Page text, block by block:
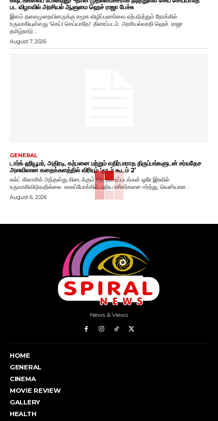
பட விழாவில் அரசியல் ஆளுமை ஹெச் ராஜா பேச்சு
இளம் தலைமுறையினருக்கு சமூக விழிப்புணர்வை ஏற்படுத்தும் நோக்கில்
உருவாகியுள்ளது ‘செய்! செய்யாதே!’ திரைப்படம். அரசியல்வாதி ஹெச். ராஜா
தமிழ்நாடு...
August 7, 2026
GENERAL
டார்க் ஹியூமர், அதிரடி, கற்பனை மற்றும் எதிர்பாராத திருப்பங்களுடன் சர்வதேச
அளவிலான கதைக்களத்தில் விரியும் ‘மூடர் கூடம் 2’
கல்ட் கிளாசிக் அந்தஸ்து கிடைக்கும் சில திரைப்படங்கள் ஒரே இரவில்
உருவாகிவிடுவதில்லை. காலப்போக்கில், புதிய ரசிகர்களை ஈர்த்து, வெளியான...
August 6, 2026
News & Views
HOME
GENERAL
CINEMA
MOVIE REVIEW
GALLERY
HEALTH